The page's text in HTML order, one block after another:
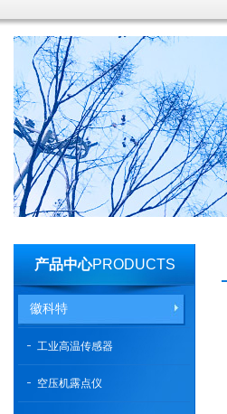
产品中心PRODUCTS
徽科特
工业高温传感器
空压机露点仪